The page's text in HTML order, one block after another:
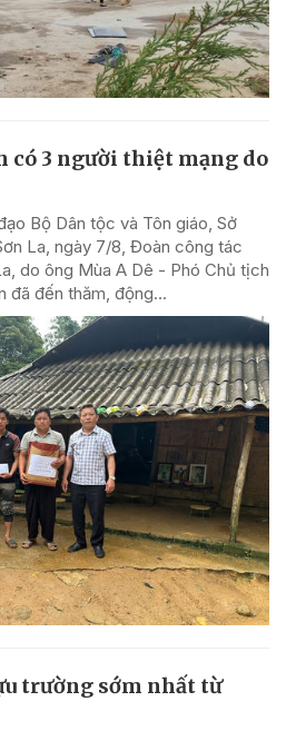
có 3 người thiệt mạng do
Bộ Dân tộc và Tôn giáo, Sở
La, ngày 7/8, Đoàn công tác
do ông Mùa A Dê - Phó Chủ tịch
đã đến thăm, động...
trường sớm nhất từ